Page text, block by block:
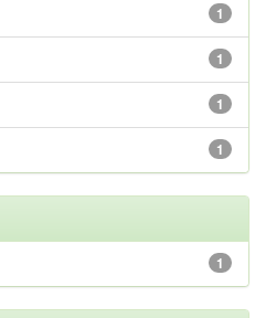
1
1
1
1
1